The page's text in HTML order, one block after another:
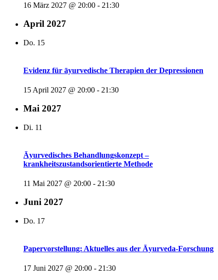
16 März 2027 @ 20:00 - 21:30
April 2027
Do. 15
Evidenz für āyurvedische Therapien der Depressionen
15 April 2027 @ 20:00 - 21:30
Mai 2027
Di. 11
Āyurvedisches Behandlungskonzept –
krankheitszustandsorientierte Methode
11 Mai 2027 @ 20:00 - 21:30
Juni 2027
Do. 17
Papervorstellung: Aktuelles aus der Āyurveda-Forschung
17 Juni 2027 @ 20:00 - 21:30